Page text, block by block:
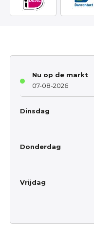
Nu op de markt
07-08-2026
Dinsdag
Donderdag
Vrijdag